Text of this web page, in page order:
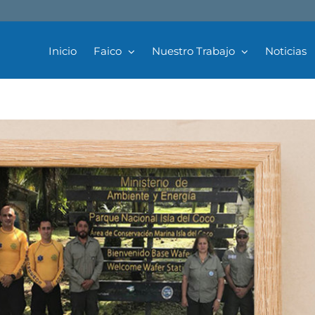
Inicio Faico Nuestro Trabajo Noticias